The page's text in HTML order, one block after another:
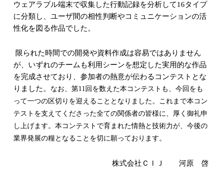
ウェアラブル端末で収集した行動記録を分析して16タイプ
に分類し、ユーザ間の相性判断やコミュニケーションの活
性化を図る作品でした。
限られた時間での開発や資料作成は容易ではありません
が、いずれのチームも利用シーンを想定した実用的な作品
を完成させており、参加者の熱意が伝わるコンテストとな
りました。
なお、第11 回を数えた本コンテストも、今回をも
って一つの区切りを迎えることとなりました。これまで本コン
テストを支えてくださった全ての関係者の皆様に、厚く御礼申
し上げます。本コンテストで育まれた情熱と技術力が、今後の
業界発展の糧となることを切に願っております。
株式会社ＣＩＪ 河原 啓